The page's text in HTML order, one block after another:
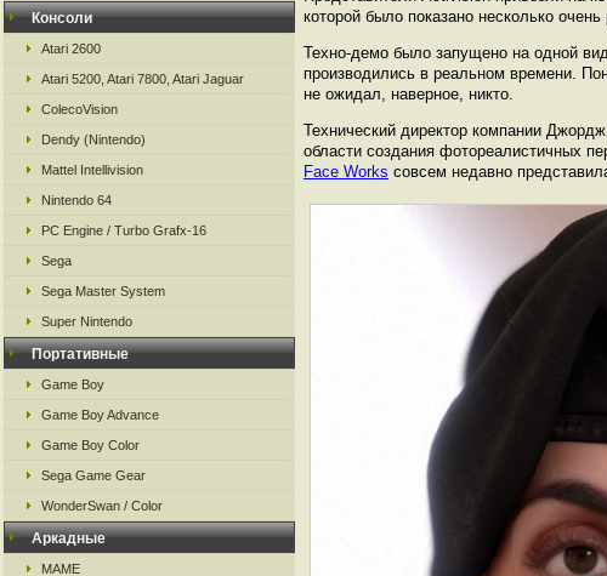
Консоли
Atari 2600
Atari 5200, Atari 7800, Atari Jaguar
ColecoVision
Dendy (Nintendo)
Mattel Intellivision
Nintendo 64
PC Engine / Turbo Grafx-16
Sega
Sega Master System
Super Nintendo
Портативные
Game Boy
Game Boy Advance
Game Boy Color
Sega Game Gear
WonderSwan / Color
Аркадные
MAME
которой было показано несколько
Техно-демо было запущено на одной
производились в реальном времени.
не ожидал, наверное, никто.
Технический директор компании
области создания фотореалистичных
Face Works совсем недавно